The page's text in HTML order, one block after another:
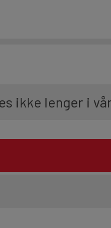
ikke lenger i